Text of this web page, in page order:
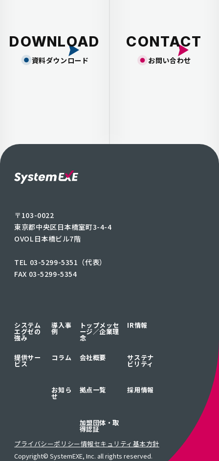
DOWNLOAD
資料ダウンロード
CONTACT
お問い合わせ
〒103-0022
東京都中央区日本橋室町3-4-4
OVOL日本橋ビル7階
TEL 03-5299-5351（代表）
FAX 03-5299-5354
システム
エグゼの
強み
提供サー
ビス
導入事
例
コラム
お知ら
せ
トップメッセ
ージ／企業理
念
会社概要
拠点一覧
加盟団体・取
得認証
IR情報
サステナ
ビリティ
採用情報
プライバシーポリシー情報セキュリティ基本方針
Copyright© SystemEXE, Inc. all rights reserved.